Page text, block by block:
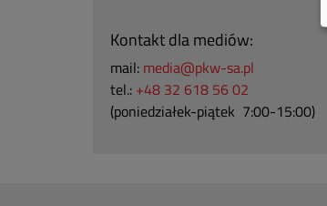
Kontakt dla mediów:
mail: media@pkw-sa.pl
tel.: +48 32 618 56 02
(poniedziałek-piątek 7:00-15:00)